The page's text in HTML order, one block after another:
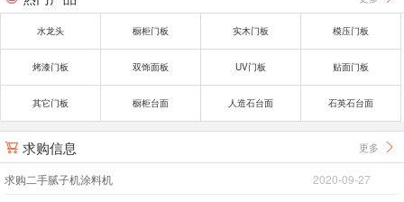
水龙头 橱柜门板 实木门板 模压门板
烤漆门板 双饰面板 UV门板 贴面门板
其它门板 橱柜台面 人造石台面 石英石台面
 求购信息 更多 
求购二手腻子机涂料机 2020-09-27